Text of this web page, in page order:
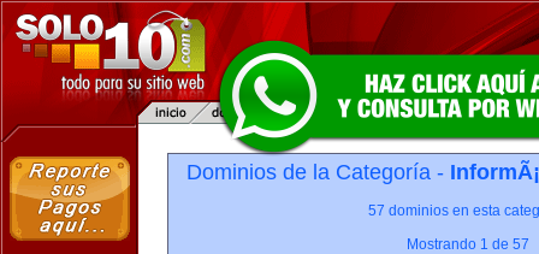
Dominios de la Categoría -
57 dominios en esta
Mostrando 1 de 57